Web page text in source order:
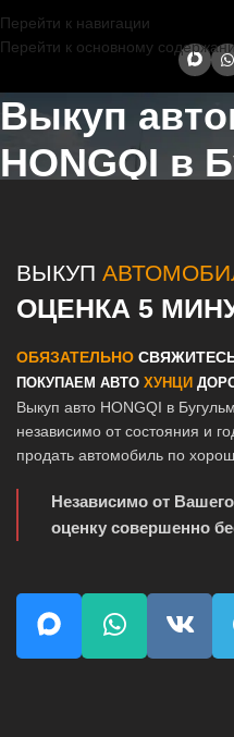
Перейти к навигации
Перейти к основному
Выкуп
HONGQI в
ВЫКУП
ОЦЕНКА 5
ОБЯЗАТЕЛЬНО
ПОКУПАЕМ АВТО ХУНЦИ
Выкуп авто HONGQI в
независимо от состояния и
продать автомобиль по
Независимо от
оценку совершенно